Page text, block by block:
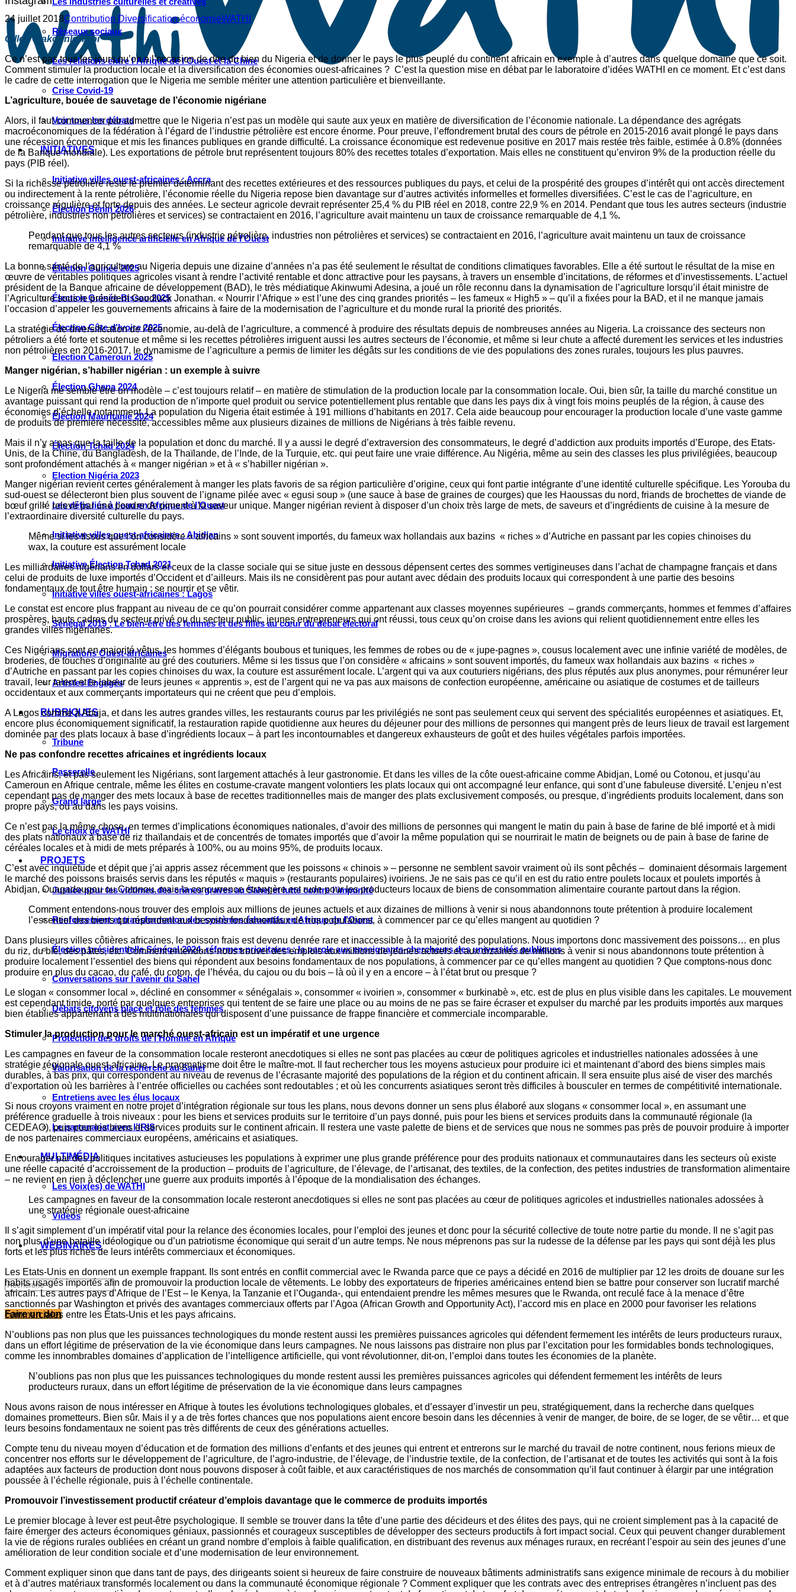
Réseaux sociaux
Les relations entre l’Afrique de l’Ouest et la Chine
Crise Covid-19
Voir tous les débats
INITIATIVES
Initiative villes ouest-africaines : Accra
Élection Bénin 2026
Initiative intelligence artificielle en Afrique de l’Ouest
Élection Guinée 2025
Élection Guinée-Bissau 2025
Élection Côte d’Ivoire 2025
Élection Cameroun 2025
Élection Ghana 2024
Élection Mauritanie 2024
Élection Tchad 2024
Election Nigéria 2023
Les défis liés à l’eau en Afrique de l’Ouest
Initiative villes ouest-africaines : Abidjan
Initiative Élection Tchad 2021
Initiative villes ouest-africaines : Lagos
Sénégal 2019 : Le bien-être des femmes et des filles au cœur du débat électoral
Migrations Ouest-africaines
Artistes Engagés
RUBRIQUES
Tribune
Passerelle
Grand large
Le choix de WATHI
PROJETS
Justice pour les victimes des crimes graves au Sahel et lutte contre l’impunité
Renforcement et transformation des systèmes éducatifs en Afrique de l’Ouest
Élection présidentielle Sénégal 2024, réformes prioritaires : la parole aux enseignants-chercheurs des universités publiques
Conversations sur l’avenir du Sahel
Débats citoyens place et rôle des femmes
Protection des droits de l’Homme en Afrique
Valorisation de la recherche au Sahel
Entretiens avec les élus locaux
Le partenariat avec l’IRIS
MULTIMÉDIA
Les Voix(es) de WATHI
Videos
WEBINAIRES
Faire un don
24 juillet 2018Contribution Diversification économieWATHI
Gilles Olakounlé Yabi
Ce n’est pas tous les jours qu’on a l’occasion de dire du bien du Nigeria et de donner le pays le plus peuplé du continent africain en exemple à d’autres dans quelque domaine que ce soit.
Comment stimuler la production locale et la diversification des économies ouest-africaines ? C’est la question mise en débat par le laboratoire d’idées WATHI en ce moment. Et c’est dans
le cadre de cette interrogation que le Nigeria me semble mériter une attention particulière et bienveillante.
L’agriculture, bouée de sauvetage de l’économie nigériane
Alors, il faut commencer par admettre que le Nigeria n’est pas un modèle qui saute aux yeux en matière de diversification de l’économie nationale. La dépendance des agrégats
macroéconomiques de la fédération à l’égard de l’industrie pétrolière est encore énorme. Pour preuve, l’effondrement brutal des cours de pétrole en 2015-2016 avait plongé le pays dans
une récession économique et mis les finances publiques en grande difficulté. La croissance économique est redevenue positive en 2017 mais restée très faible, estimée à 0.8% (données
de la Banque mondiale). Les exportations de pétrole brut représentent toujours 80% des recettes totales d’exportation. Mais elles ne constituent qu’environ 9% de la production réelle du
pays (PIB réel).
Si la richesse pétrolière reste le premier déterminant des recettes extérieures et des ressources publiques du pays, et celui de la prospérité des groupes d’intérêt qui ont accès directement
ou indirectement à la rente pétrolière, l’économie réelle du Nigeria repose bien davantage sur d’autres activités informelles et formelles diversifiées. C’est le cas de l’agriculture, en
croissance régulière et forte depuis des années. Le secteur agricole devrait représenter 25,4 % du PIB réel en 2018, contre 22,9 % en 2014. Pendant que tous les autres secteurs (industrie
pétrolière, industries non pétrolières et services) se contractaient en 2016, l’agriculture avait maintenu un taux de croissance remarquable de 4,1 %.
Pendant que tous les autres secteurs (industrie pétrolière, industries non pétrolières et services) se contractaient en 2016, l’agriculture avait maintenu un taux de croissance
remarquable de 4,1 %
La bonne santé de l’agriculture au Nigeria depuis une dizaine d’années n’a pas été seulement le résultat de conditions climatiques favorables. Elle a été surtout le résultat de la mise en
œuvre de véritables politiques agricoles visant à rendre l’activité rentable et donc attractive pour les paysans, à travers un ensemble d’incitations, de réformes et d’investissements. L’actuel
président de la Banque africaine de développement (BAD), le très médiatique Akinwumi Adesina, a joué un rôle reconnu dans la dynamisation de l’agriculture lorsqu’il était ministre de
l’Agriculture sous le président Goodluck Jonathan. « Nourrir l’Afrique » est l’une des cinq grandes priorités – les fameux « High5 » – qu’il a fixées pour la BAD, et il ne manque jamais
l’occasion d’appeler les gouvernements africains à faire de la modernisation de l’agriculture et du monde rural la priorité des priorités.
La stratégie de diversification de l’économie, au-delà de l’agriculture, a commencé à produire des résultats depuis de nombreuses années au Nigeria. La croissance des secteurs non
pétroliers a été forte et soutenue et même si les recettes pétrolières irriguent aussi les autres secteurs de l’économie, et même si leur chute a affecté durement les services et les industries
non pétrolières en 2016-2017, le dynamisme de l’agriculture a permis de limiter les dégâts sur les conditions de vie des populations des zones rurales, toujours les plus pauvres.
Manger nigérian, s’habiller nigérian : un exemple à suivre
Le Nigeria me semble être un modèle – c’est toujours relatif – en matière de stimulation de la production locale par la consommation locale. Oui, bien sûr, la taille du marché constitue un
avantage puissant qui rend la production de n’importe quel produit ou service potentiellement plus rentable que dans les pays dix à vingt fois moins peuplés de la région, à cause des
économies d’échelle notamment. La population du Nigeria était estimée à 191 millions d’habitants en 2017. Cela aide beaucoup pour encourager la production locale d’une vaste gamme
de produits de première nécessité, accessibles même aux plusieurs dizaines de millions de Nigérians à très faible revenu.
Mais il n’y a pas que la taille de la population et donc du marché. Il y a aussi le degré d’extraversion des consommateurs, le degré d’addiction aux produits importés d’Europe, des Etats-
Unis, de la Chine, du Bangladesh, de la Thaïlande, de l’Inde, de la Turquie, etc. qui peut faire une vraie différence. Au Nigéria, même au sein des classes les plus privilégiées, beaucoup
sont profondément attachés à « manger nigérian » et à « s’habiller nigérian ».
Manger nigérian revient certes généralement à manger les plats favoris de sa région particulière d’origine, ceux qui font partie intégrante d’une identité culturelle spécifique. Les Yorouba du
sud-ouest se délecteront bien plus souvent de l’igname pilée avec « egusi soup » (une sauce à base de graines de courges) que les Haoussas du nord, friands de brochettes de viande de
bœuf grillé relevé par une poudre de piment à la saveur unique. Manger nigérian revient à disposer d’un choix très large de mets, de saveurs et d’ingrédients de cuisine à la mesure de
l’extraordinaire diversité culturelle du pays.
Même si les tissus que l’on considère « africains » sont souvent importés, du fameux wax hollandais aux bazins « riches » d’Autriche en passant par les copies chinoises du
wax, la couture est assurément locale
Les milliardaires nigérians en dollars et ceux de la classe sociale qui se situe juste en dessous dépensent certes des sommes vertigineuses dans l’achat de champagne français et dans
celui de produits de luxe importés d’Occident et d’ailleurs. Mais ils ne considèrent pas pour autant avec dédain des produits locaux qui correspondent à une partie des besoins
fondamentaux de tout être humain : se nourrir et se vêtir.
Le constat est encore plus frappant au niveau de ce qu’on pourrait considérer comme appartenant aux classes moyennes supérieures – grands commerçants, hommes et femmes d’affaires
prospères, hauts cadres du secteur privé ou du secteur public, jeunes entrepreneurs qui ont réussi, tous ceux qu’on croise dans les avions qui relient quotidiennement entre elles les
grandes villes nigérianes.
Ces Nigérians sont en majorité vêtus, les hommes d’élégants boubous et tuniques, les femmes de robes ou de « jupe-pagnes », cousus localement avec une infinie variété de modèles, de
broderies, de touches d’originalité au gré des couturiers. Même si les tissus que l’on considère « africains » sont souvent importés, du fameux wax hollandais aux bazins « riches »
d’Autriche en passant par les copies chinoises du wax, la couture est assurément locale. L’argent qui va aux couturiers nigérians, des plus réputés aux plus anonymes, pour rémunérer leur
travail, leur talent et le labeur de leurs jeunes « apprentis », est de l’argent qui ne va pas aux maisons de confection européenne, américaine ou asiatique de costumes et de tailleurs
occidentaux et aux commerçants importateurs qui ne créent que peu d’emplois.
A Lagos comme à Abuja, et dans les autres grandes villes, les restaurants courus par les privilégiés ne sont pas seulement ceux qui servent des spécialités européennes et asiatiques. Et,
encore plus économiquement significatif, la restauration rapide quotidienne aux heures du déjeuner pour des millions de personnes qui mangent près de leurs lieux de travail est largement
dominée par des plats locaux à base d’ingrédients locaux – à part les incontournables et dangereux exhausteurs de goût et des huiles végétales parfois importées.
Ne pas confondre recettes africaines et ingrédients locaux
Les Africains, et pas seulement les Nigérians, sont largement attachés à leur gastronomie. Et dans les villes de la côte ouest-africaine comme Abidjan, Lomé ou Cotonou, et jusqu’au
Cameroun en Afrique centrale, même les élites en costume-cravate mangent volontiers les plats locaux qui ont accompagné leur enfance, qui sont d’une fabuleuse diversité. L’enjeu n’est
cependant pas de manger des mets locaux à base de recettes traditionnelles mais de manger des plats exclusivement composés, ou presque, d’ingrédients produits localement, dans son
propre pays, ou au dans les pays voisins.
Ce n’est pas la même chose, en termes d’implications économiques nationales, d’avoir des millions de personnes qui mangent le matin du pain à base de farine de blé importé et à midi
des plats nationaux à base de riz thaïlandais et de concentrés de tomates importés que d’avoir la même population qui se nourrirait le matin de beignets ou de pain à base de farine de
céréales locales et à midi de mets préparés à 100%, ou au moins 95%, de produits locaux.
C’est avec inquiétude et dépit que j’ai appris assez récemment que les poissons « chinois » – personne ne semblent savoir vraiment où ils sont pêchés – dominaient désormais largement
le marché des poissons braisés servis dans les réputés « maquis » (restaurants populaires) ivoiriens. Je ne sais pas ce qu’il en est du ratio entre poulets locaux et poulets importés à
Abidjan, Ouagadougou ou Cotonou, mais la concurrence étrangère est rude pour les producteurs locaux de biens de consommation alimentaire courante partout dans la région.
Comment entendons-nous trouver des emplois aux millions de jeunes actuels et aux dizaines de millions à venir si nous abandonnons toute prétention à produire localement
l’essentiel des biens qui répondent aux besoins fondamentaux de nos populations, à commencer par ce qu’elles mangent au quotidien ?
Dans plusieurs villes côtières africaines, le poisson frais est devenu denrée rare et inaccessible à la majorité des populations. Nous importons donc massivement des poissons… en plus
du riz, du blé, des pâtes, etc. Comment entendons-nous trouver des emplois aux millions de jeunes actuels et aux dizaines de millions à venir si nous abandonnons toute prétention à
produire localement l’essentiel des biens qui répondent aux besoins fondamentaux de nos populations, à commencer par ce qu’elles mangent au quotidien ? Que comptons-nous donc
produire en plus du cacao, du café, du coton, de l’hévéa, du cajou ou du bois – là où il y en a encore – à l’état brut ou presque ?
Le slogan « consommer local », décliné en consommer « sénégalais », consommer « ivoirien », consommer « burkinabè », etc. est de plus en plus visible dans les capitales. Le mouvement
est cependant timide, porté par quelques entreprises qui tentent de se faire une place ou au moins de ne pas se faire écraser et expulser du marché par les produits importés aux marques
bien établies appartenant à des multinationales qui disposent d’une puissance de frappe financière et commerciale incomparable.
Stimuler la production pour le marché ouest-africain est un impératif et une urgence
Les campagnes en faveur de la consommation locale resteront anecdotiques si elles ne sont pas placées au cœur de politiques agricoles et industrielles nationales adossées à une
stratégie régionale ouest-africaine. Le pragmatisme doit être le maître-mot. Il faut rechercher tous les moyens astucieux pour produire ici et maintenant d’abord des biens simples mais
durables, à bas prix, qui correspondent au niveau de revenus de l’écrasante majorité des populations de la région et du continent africain. Il sera ensuite plus aisé de viser des marchés
d’exportation où les barrières à l’entrée officielles ou cachées sont redoutables ; et où les concurrents asiatiques seront très difficiles à bousculer en termes de compétitivité internationale.
Si nous croyons vraiment en notre projet d’intégration régionale sur tous les plans, nous devons donner un sens plus élaboré aux slogans « consommer local », en assumant une
préférence graduelle à trois niveaux : pour les biens et services produits sur le territoire d’un pays donné, puis pour les biens et services produits dans la communauté régionale (la
CEDEAO), puis pour les biens et services produits sur le continent africain. Il restera une vaste palette de biens et de services que nous ne sommes pas près de pouvoir produire à importer
de nos partenaires commerciaux européens, américains et asiatiques.
Encourager par des politiques incitatives astucieuses les populations à exprimer une plus grande préférence pour des produits nationaux et communautaires dans les secteurs où existe
une réelle capacité d’accroissement de la production – produits de l’agriculture, de l’élevage, de l’artisanat, des textiles, de la confection, des petites industries de transformation alimentaire
– ne revient en rien à déclencher une guerre aux produits importés à l’époque de la mondialisation des échanges.
Les campagnes en faveur de la consommation locale resteront anecdotiques si elles ne sont pas placées au cœur de politiques agricoles et industrielles nationales adossées à
une stratégie régionale ouest-africaine
Il s’agit simplement d’un impératif vital pour la relance des économies locales, pour l’emploi des jeunes et donc pour la sécurité collective de toute notre partie du monde. Il ne s’agit pas
non plus d’une bataille idéologique ou d’un patriotisme économique qui serait d’un autre temps. Ne nous méprenons pas sur la rudesse de la défense par les pays qui sont déjà les plus
forts et les plus riches de leurs intérêts commerciaux et économiques.
Les Etats-Unis en donnent un exemple frappant. Ils sont entrés en conflit commercial avec le Rwanda parce que ce pays a décidé en 2016 de multiplier par 12 les droits de douane sur les
habits usagés importés afin de promouvoir la production locale de vêtements. Le lobby des exportateurs de friperies américaines entend bien se battre pour conserver son lucratif marché
africain. Les autres pays d’Afrique de l’Est – le Kenya, la Tanzanie et l’Ouganda-, qui entendaient prendre les mêmes mesures que le Rwanda, ont reculé face à la menace d’être
sanctionnés par Washington et privés des avantages commerciaux offerts par l’Agoa (African Growth and Opportunity Act), l’accord mis en place en 2000 pour favoriser les relations
commerciales entre les États-Unis et les pays africains.
N’oublions pas non plus que les puissances technologiques du monde restent aussi les premières puissances agricoles qui défendent fermement les intérêts de leurs producteurs ruraux,
dans un effort légitime de préservation de la vie économique dans leurs campagnes. Ne nous laissons pas distraire non plus par l’excitation pour les formidables bonds technologiques,
comme les innombrables domaines d’application de l’intelligence artificielle, qui vont révolutionner, dit-on, l’emploi dans toutes les économies de la planète.
N’oublions pas non plus que les puissances technologiques du monde restent aussi les premières puissances agricoles qui défendent fermement les intérêts de leurs
producteurs ruraux, dans un effort légitime de préservation de la vie économique dans leurs campagnes
Nous avons raison de nous intéresser en Afrique à toutes les évolutions technologiques globales, et d’essayer d’investir un peu, stratégiquement, dans la recherche dans quelques
domaines prometteurs. Bien sûr. Mais il y a de très fortes chances que nos populations aient encore besoin dans les décennies à venir de manger, de boire, de se loger, de se vêtir… et que
leurs besoins fondamentaux ne soient pas très différents de ceux des générations actuelles.
Compte tenu du niveau moyen d’éducation et de formation des millions d’enfants et des jeunes qui entrent et entrerons sur le marché du travail de notre continent, nous ferions mieux de
concentrer nos efforts sur le développement de l’agriculture, de l’agro-industrie, de l’élevage, de l’industrie textile, de la confection, de l’artisanat et de toutes les activités qui sont à la fois
adaptées aux facteurs de production dont nous pouvons disposer à coût faible, et aux caractéristiques de nos marchés de consommation qu’il faut continuer à élargir par une intégration
poussée à l’échelle régionale, puis à l’échelle continentale.
Promouvoir l’investissement productif créateur d’emplois davantage que le commerce de produits importés
Le premier blocage à lever est peut-être psychologique. Il semble se trouver dans la tête d’une partie des décideurs et des élites des pays, qui ne croient simplement pas à la capacité de
faire émerger des acteurs économiques géniaux, passionnés et courageux susceptibles de développer des secteurs productifs à fort impact social. Ceux qui peuvent changer durablement
la vie de régions rurales oubliées en créant un grand nombre d’emplois à faible qualification, en distribuant des revenus aux ménages ruraux, en recréant l’espoir au sein des jeunes d’une
amélioration de leur condition sociale et d’une modernisation de leur environnement.
Comment expliquer sinon que dans tant de pays, des dirigeants soient si heureux de faire construire de nouveaux bâtiments administratifs sans exigence minimale de recours à du mobilier
et à d’autres matériaux transformés localement ou dans la communauté économique régionale ? Comment expliquer que les contrats avec des entreprises étrangères n’incluent pas des